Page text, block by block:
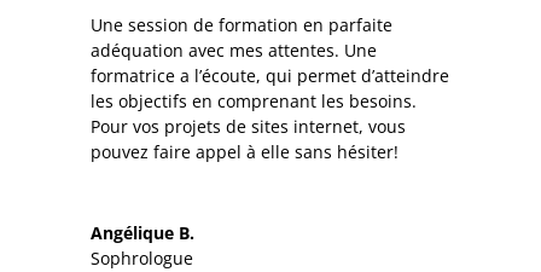
Une session de formation en parfaite
adéquation avec mes attentes. Une
formatrice a l’écoute, qui permet d’atteindre
les objectifs en comprenant les besoins.
Pour vos projets de sites internet, vous
pouvez faire appel à elle sans hésiter!
Angélique B.
Sophrologue